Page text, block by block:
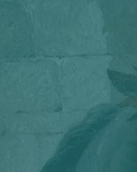
Sehr geehrte
Vereins
Nibelungenstadt
hiermit lade ich
herzlich zur
unseres Vereins